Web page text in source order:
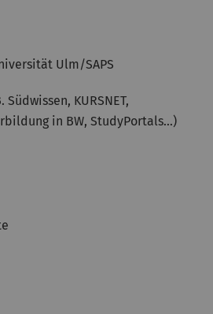
Ulm/SAPS
in BW, StudyPortals…)